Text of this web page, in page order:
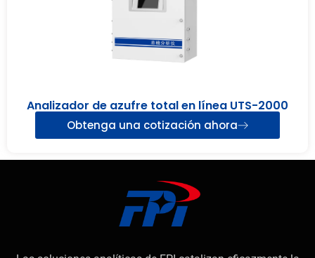
Analizador de azufre total en línea UTS-2000
Obtenga una cotización ahora